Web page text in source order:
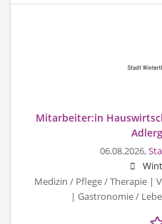
Mitarbeiter:in
06.08.2026,
Medizin / Pflege / Therapie |
| Gastronomie /